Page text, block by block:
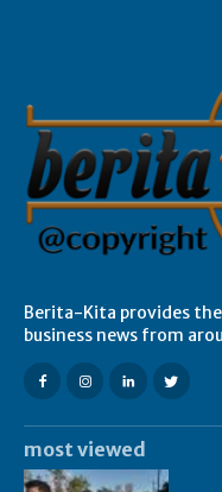
Berita-Kita provides
business news from
most viewed